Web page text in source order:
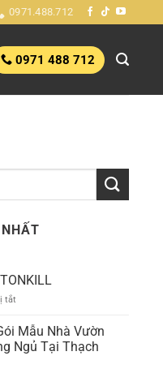
0971.488.712
0971 488 712
tắt
BY
ANTONKILL
Mẫu Nhà Vườn
Ngủ Tại Thạch